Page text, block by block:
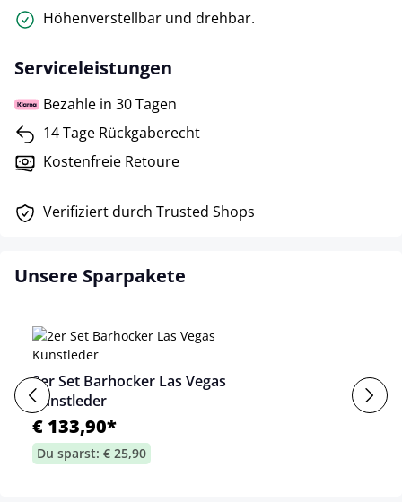
Höhenverstellbar und drehbar.
Serviceleistungen
Bezahle in 30 Tagen
14 Tage Rückgaberecht
Kostenfreie Retoure
Verifiziert durch Trusted Shops
Unsere Sparpakete
2er Set Barhocker Las Vegas
Kunstleder
€ 133,90*
Du sparst: € 25,90